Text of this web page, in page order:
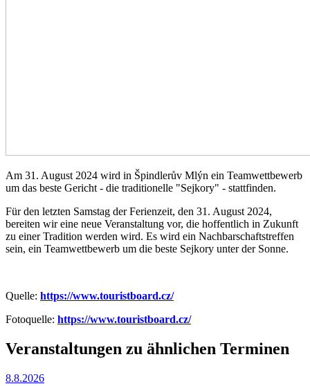
Am 31. August 2024 wird in Špindlerův Mlýn ein Teamwettbewerb
um das beste Gericht - die traditionelle "Sejkory" - stattfinden.
Für den letzten Samstag der Ferienzeit, den 31. August 2024,
bereiten wir eine neue Veranstaltung vor, die hoffentlich in Zukunft
zu einer Tradition werden wird. Es wird ein Nachbarschaftstreffen
sein, ein Teamwettbewerb um die beste Sejkory unter der Sonne.
Quelle: https://www.touristboard.cz/
Fotoquelle: https://www.touristboard.cz/
Veranstaltungen zu ähnlichen Terminen
8.8.2026